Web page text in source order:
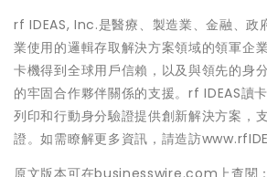
rf IDEAS, Inc.是醫療、製造業、金融、政
業使用的邏輯存取解決方案領域的領軍企
卡機得到全球用戶信賴，以及與領先的身
的牢固合作夥伴關係的支援。rf IDEAS讀
列印和行動身分驗證提供創新解決方案，
證。如需瞭解更多資訊，請造訪
原文版本可在businesswire.com上查閱